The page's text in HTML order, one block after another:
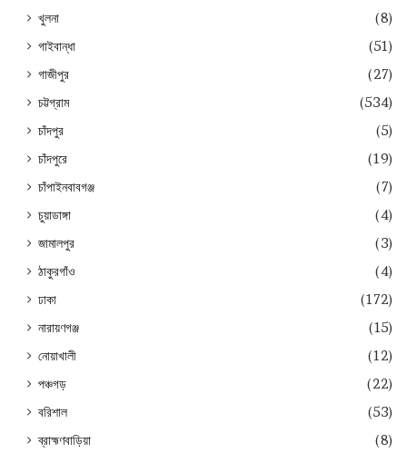
খুলনা
(8)
গাইবান্ধা
(51)
গাজীপুর
(27)
চট্টগ্রাম
(534)
চাঁদপুর
(5)
চাঁদপুরে
(19)
চাঁপাইনবাবগঞ্জ
(7)
চুয়াডাঙ্গা
(4)
জামালপুর
(3)
ঠাকুরগাঁও
(4)
ঢাকা
(172)
নারায়ণগঞ্জ
(15)
নোয়াখালী
(12)
পঞ্চগড়
(22)
বরিশাল
(53)
ব্রাহ্মণবাড়িয়া
(8)